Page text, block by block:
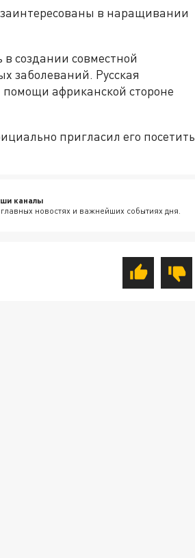
в наращивании
в создании совместной
заболеваний. Русская
африканской стороне
пригласил его посетить
каналы
новостях и важнейших событиях дня.